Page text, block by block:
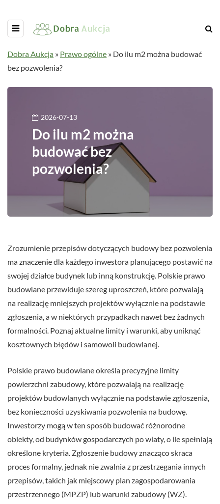
Dobra Aukcja » Prawo ogólne » Do ilu m2 można budować
bez pozwolenia?
2026-07-13
Do ilu m2 można
budować bez
pozwolenia?
Zrozumienie przepisów dotyczących budowy bez pozwolenia
ma znaczenie dla każdego inwestora planującego postawić na
swojej działce budynek lub inną konstrukcję. Polskie prawo
budowlane przewiduje szereg uproszczeń, które pozwalają
na realizację mniejszych projektów wyłącznie na podstawie
zgłoszenia, a w niektórych przypadkach nawet bez żadnych
formalności. Poznaj aktualne limity i warunki, aby uniknąć
kosztownych błędów i samowoli budowlanej.
Polskie prawo budowlane określa precyzyjne limity
powierzchni zabudowy, które pozwalają na realizację
projektów budowlanych wyłącznie na podstawie zgłoszenia,
bez konieczności uzyskiwania pozwolenia na budowę.
Inwestorzy mogą w ten sposób budować różnorodne
obiekty, od budynków gospodarczych po wiaty, o ile spełniają
określone kryteria. Zgłoszenie budowy znacząco skraca
proces formalny, jednak nie zwalnia z przestrzegania innych
przepisów, takich jak miejscowy plan zagospodarowania
przestrzennego (MPZP) lub warunki zabudowy (WZ).